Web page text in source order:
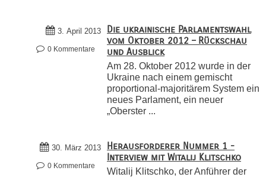
3. April 2013
0 Kommentare
Die ukrainische Parlamentswahl
vom Oktober 2012 – Rückschau
und Ausblick
Am 28. Oktober 2012 wurde in der
Ukraine nach einem gemischt
proportional-majoritärem System ein
neues Parlament, ein neuer
„Oberster ...
30. März 2013
0 Kommentare
Herausforderer Nummer 1 -
Interview mit Witalij Klitschko
Witalij Klitschko, der Anführer der